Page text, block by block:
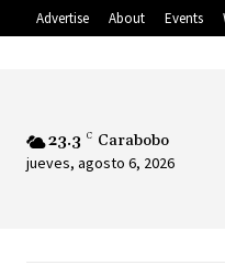
Advertise About Events
23.3 C Carabobo
jueves, agosto 6, 2026